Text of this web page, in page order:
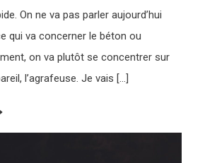
On ne va pas parler aujourd’hui
qui va concerner le béton ou
on va plutôt se concentrer sur
l’agrafeuse. Je vais […]